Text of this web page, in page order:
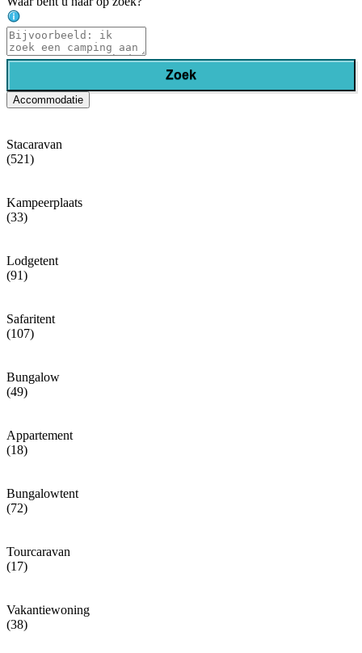
Zoek
Accommodatie
Stacaravan
(521)
Kampeerplaats
(33)
Lodgetent
(91)
Safaritent
(107)
Bungalow
(49)
Appartement
(18)
Bungalowtent
(72)
Tourcaravan
(17)
Vakantiewoning
(38)